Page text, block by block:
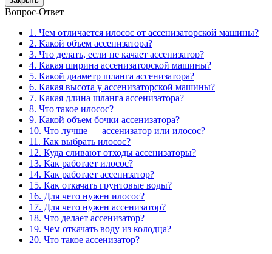
Вопрос-Ответ
1. Чем отличается илосос от ассенизаторской машины?
2. Какой объем ассенизатора?
3. Что делать, если не качает ассенизатор?
4. Какая ширина ассенизаторской машины?
5. Какой диаметр шланга ассенизатора?
6. Какая высота у ассенизаторской машины?
7. Какая длина шланга ассенизатора?
8. Что такое илосос?
9. Какой объем бочки ассенизатора?
10. Что лучше — ассенизатор или илосос?
11. Как выбрать илосос?
12. Куда сливают отходы ассенизаторы?
13. Как работает илосос?
14. Как работает ассенизатор?
15. Как откачать грунтовые воды?
16. Для чего нужен илосос?
17. Для чего нужен ассенизатор?
18. Что делает ассенизатор?
19. Чем откачать воду из колодца?
20. Что такое ассенизатор?